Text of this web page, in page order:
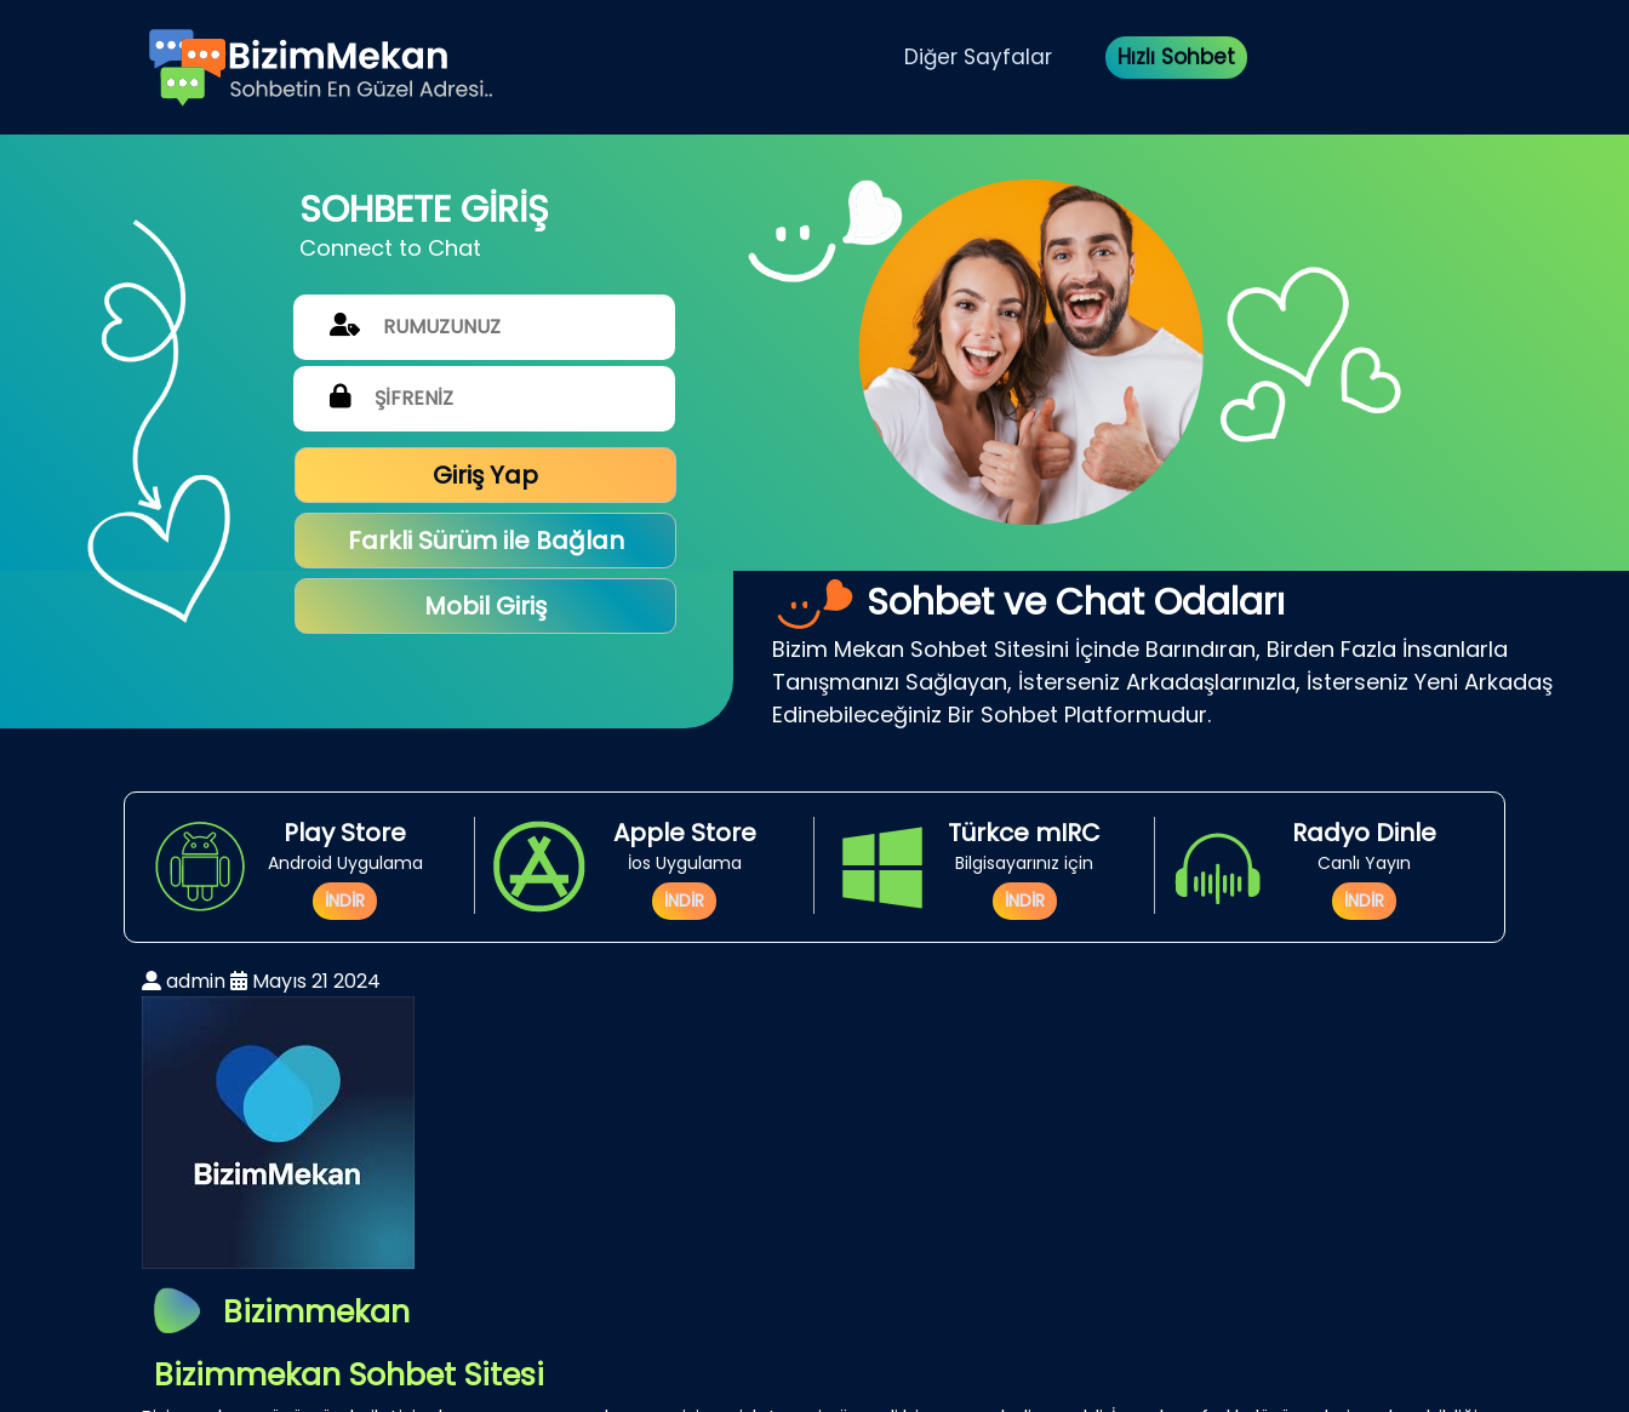
Diğer Sayfalar Hızlı Sohbet
SOHBETE GİRİŞ
Connect to Chat
Giriş Yap
Farkli Sürüm ile Bağlan
Mobil Giriş
Sohbet ve Chat Odaları
Bizim Mekan Sohbet Sitesini İçinde Barındıran, Birden Fazla İnsanlarla
Tanışmanızı Sağlayan, İsterseniz Arkadaşlarınızla, İsterseniz Yeni Arkadaş
Edinebileceğiniz Bir Sohbet Platformudur.
Play Store
Android Uygulama
İNDİR
Apple Store
İos Uygulama
İNDİR
Türkce mIRC
Bilgisayarınız için
İNDİR
Radyo Dinle
Canlı Yayın
İNDİR
admin Mayıs 21 2024
Bizimmekan
Bizimmekan Sohbet Sitesi